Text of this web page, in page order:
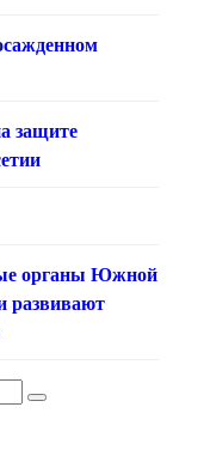
защите
органы Южной
развивают